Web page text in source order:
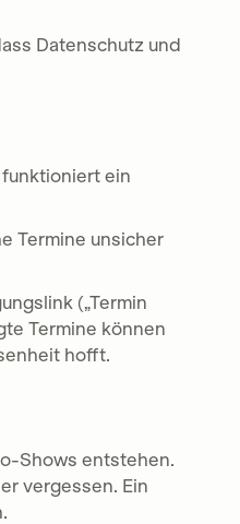
Datenschutz und
ein
Termine unsicher
(„Termin
Termine können
hofft.
Shows entstehen.
vergessen. Ein